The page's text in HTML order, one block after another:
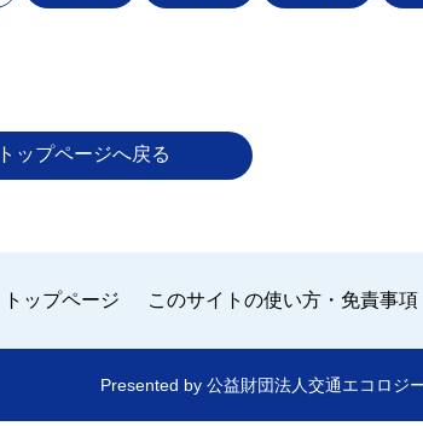
トップページへ戻る
トップページ このサイトの使い方・免責事項
Presented by 公益財団法人交通エコロジ